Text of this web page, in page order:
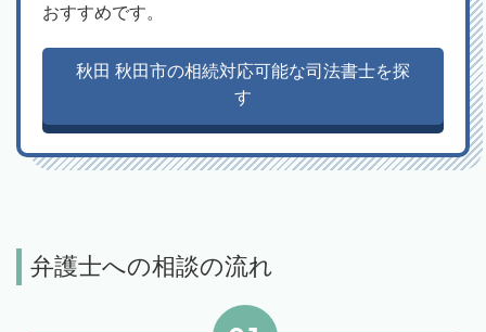
おすすめです。
秋田 秋田市の相続対応可能な司法書士を探
す
弁護士への相談の流れ